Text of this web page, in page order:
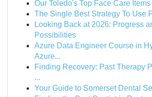
Our Toledo's Top Face Care Items
The Single Best Strategy To Use
Looking Back at 2026: Progress
Possibilities
Azure Data Engineer Course in
Azure...
Finding Recovery: Past Therapy
...
Your Guide to Somerset Dental